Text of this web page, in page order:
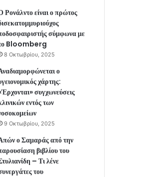
Ρονάλντο είναι ο πρώτος
σύμφωνα με
Bloomberg
8 Οκτωβρίου, 2025
ο
χάρτης:
συγχωνεύσεις
εντός των
9 Οκτωβρίου, 2025
ο Σαμαράς από την
βιβλίου του
– Τι λένε
του